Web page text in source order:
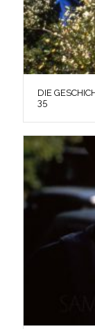
DIE
35